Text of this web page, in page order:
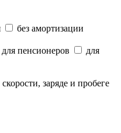
без амортизации
для пенсионеров
для
заряде и пробеге